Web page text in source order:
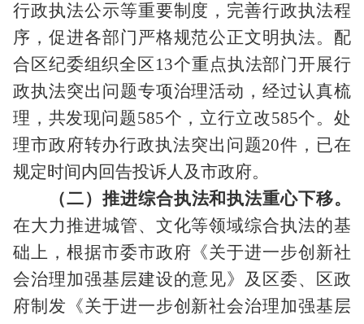
行政执法公示等重要制度，完善行政执法程
序，促进各部门严格规范公正文明执法。配
合区纪委组织全区13个重点执法部门开展行
政执法突出问题专项治理活动，经过认真梳
理，共发现问题585个，立行立改585个。处
理市政府转办行政执法突出问题20件，已在
规定时间内回告投诉人及市政府。
（二）推进综合执法和执法重心下移。
在大力推进城管、文化等领域综合执法的基
础上，根据市委市政府《关于进一步创新社
会治理加强基层建设的意见》及区委、区政
府制发《关于进一步创新社会治理加强基层